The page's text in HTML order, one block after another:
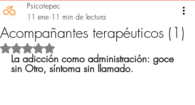
Acompañantes terapéuticos (1)
Psicotepec
11 ene 11 min de lectura
Obtuvo NaN de 5 estrellas.
La adicción como administración: goce
sin Otro, síntoma sin llamado.